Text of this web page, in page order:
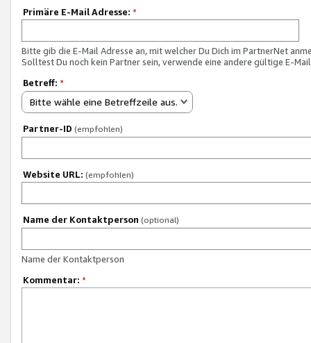
Primäre E-Mail Adresse: *
Bitte gib die E-Mail Adresse an, mit welcher Du Dich im PartnerNet
Solltest Du noch kein Partner sein, verwende eine andere gültige E-
Betreff: *
Bitte wähle eine Betreffzeile aus.
Partner-ID (empfohlen)
Website URL: (empfohlen)
Name der Kontaktperson (optional)
Name der Kontaktperson
Kommentar: *